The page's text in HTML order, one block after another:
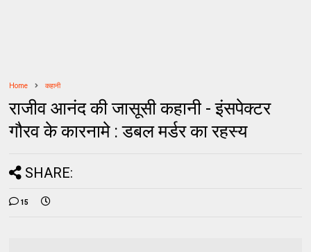
Home कहानी
राजीव आनंद की जासूसी कहानी - इंसपेक्टर
गौरव के कारनामे : डबल मर्डर का रहस्य
SHARE:
15